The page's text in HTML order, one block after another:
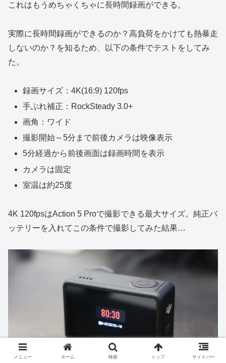
これはもうめちゃくちゃに長時間録画ができる。
実際に長時間録画ができるのか？高負荷をかけても熱暴走
しないのか？を知るため、以下の条件でテストをしてみ
た。
録画サイズ：4K(16:9) 120fps
手ぶれ補正：RockSteady 3.0+
画角：ワイド
撮影開始～5分まで前後カメラは映像表示
5分経過から前後画面は録画時間を表示
カメラは固定
室温は約25度
4K 120fpsはAction 5 Proで撮影できる最大サイズ。純正バ
ッテリーを入れてこの条件で撮影してみた結果…
メニュー ホーム 検索 トップ サイドバー